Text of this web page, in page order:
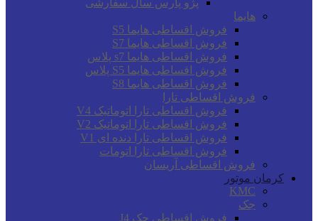
پژو پارس سال سفارشی
هایما
فروش اقساطی هایما S5
فروش اقساطی هایما S7
فروش اقساطی هایما s7 پلاس
فروش اقساطی هایما S5 پلاس
فروش اقساطی هایما S8
فروش اقساطی تارا
فروش اقساطی تارا اتوماتیک V4
فروش اقساطی تارا اتوماتیک V2
فروش اقساطی تارا دنده ای V1
فروش اقساطی تارا اتومات
فروش اقساطی آریسان
کرمان موتور
KMC
جک
فروش اقساطی جک J4